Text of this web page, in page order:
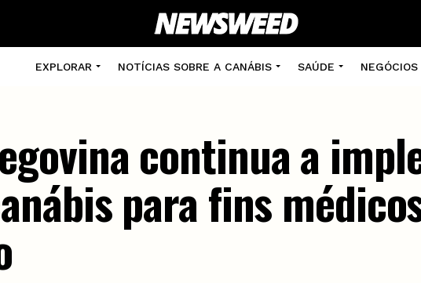
EXPLORAR NOTÍCIAS SOBRE A CANÁBIS SAÚDE NEGÓCIOS
continua a
para fins